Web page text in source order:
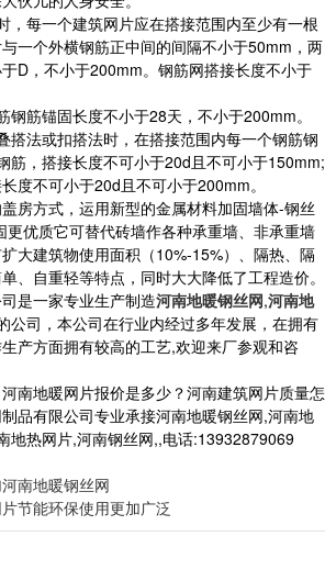
，每一个建筑网片应在搭接范围内至少有一根
一个外横钢筋正中间的间隔不小于50mm，两
D，不小于200mm。钢筋网搭接长度不小于
筋锚固长度不小于28天，不小于200mm。
搭法或扣搭法时，在搭接范围内每一个钢筋钢
筋，搭接长度不可小于20d且不可小于150mm;
度不可小于20d且不可小于200mm。
房方式，运用新型的金属材料加固墙体-钢丝
更优质它可替代砖墙作各种承重墙、非承重墙
大建筑物使用面积（10%-15%）、隔热、隔
、自重轻等特点，同时大大降低了工程造价。
是一家专业生产制造河南地暖钢丝网,河南地
公司，本公司在行业内经过多年发展，在拥有
产方面拥有较高的工艺,欢迎来厂参观和咨
南地暖网片报价是多少？河南建筑网片质量怎
品有限公司专业承接河南地暖钢丝网,河南地
地热网片,河南钢丝网,,电话:13932879069
南地暖钢丝网
节能环保使用更加广泛